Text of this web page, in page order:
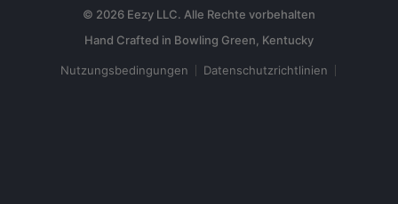
© 2026 Eezy LLC. Alle Rechte vorbehalten
Nutzungsbedingungen Datenschutzrichtlinien